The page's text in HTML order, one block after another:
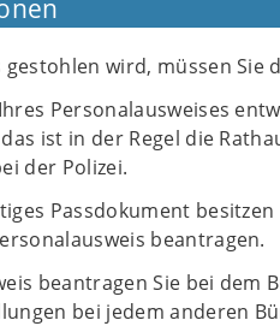
wird, müssen Sie
Personalausweises
ist in der Regel die
der Polizei.
Passdokument
beantragen.
beantragen Sie bei dem
bei jedem anderen